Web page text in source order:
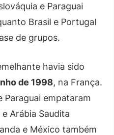
e Paraguai
Brasil e Portugal
de grupos.
havia sido
de 1998, na França.
Paraguai empataram
Arábia Saudita
e México também